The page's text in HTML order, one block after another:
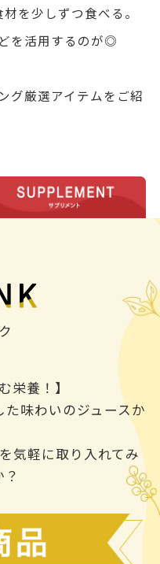
を少しずつ食べる。
を活用するのが◎
グ厳選アイテムをご紹
栄養！】
味わいのジュースか
気軽に取り入れてみ